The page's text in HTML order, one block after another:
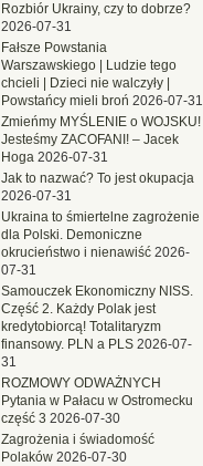
Rozbiór Ukrainy, czy to dobrze?
2026-07-31
Fałsze Powstania
Warszawskiego | Ludzie tego
chcieli | Dzieci nie walczyły |
Powstańcy mieli broń 2026-07-31
Zmieńmy MYŚLENIE o WOJSKU!
Jesteśmy ZACOFANI! – Jacek
Hoga 2026-07-31
Jak to nazwać? To jest okupacja
2026-07-31
Ukraina to śmiertelne zagrożenie
dla Polski. Demoniczne
okrucieństwo i nienawiść 2026-
07-31
Samouczek Ekonomiczny NISS.
Część 2. Każdy Polak jest
kredytobiorcą! Totalitaryzm
finansowy. PLN a PLS 2026-07-
31
ROZMOWY ODWAŻNYCH
Pytania w Pałacu w Ostromecku
część 3 2026-07-30
Zagrożenia i świadomość
Polaków 2026-07-30